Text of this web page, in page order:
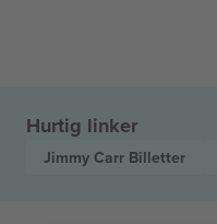
Hurtig linker
Jimmy Carr Billetter